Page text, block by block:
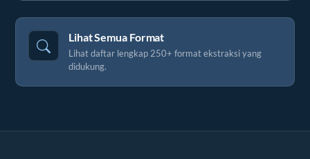
Lihat Semua Format
Lihat daftar lengkap 250+ format ekstraksi yang
didukung.